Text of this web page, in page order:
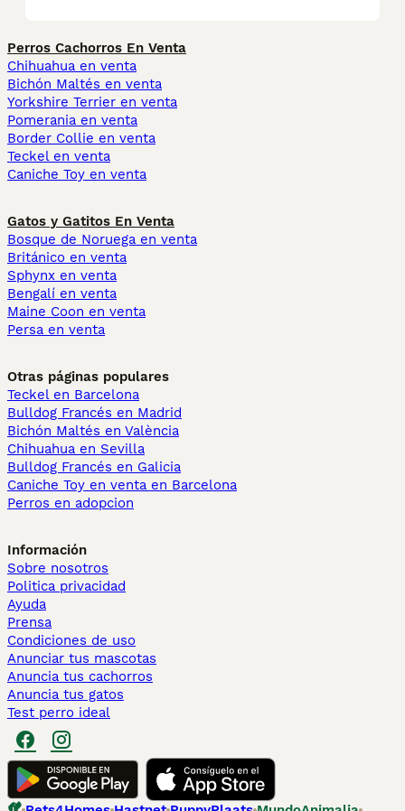
Perros Cachorros En Venta
Chihuahua en venta
Bichón Maltés en venta
Yorkshire Terrier en venta
Pomerania en venta
Border Collie en venta
Teckel en venta
Caniche Toy en venta
Gatos y Gatitos En Venta
Bosque de Noruega en venta
Británico en venta
Sphynx en venta
Bengalí en venta
Maine Coon en venta
Persa en venta
Otras páginas populares
Teckel en Barcelona
Bulldog Francés en Madrid
Bichón Maltés en València
Chihuahua en Sevilla
Bulldog Francés en Galicia
Caniche Toy en venta en Barcelona
Perros en adopcion
Información
Sobre nosotros
Politica privacidad
Ayuda
Prensa
Condiciones de uso
Anunciar tus mascotas
Anuncia tus cachorros
Anuncia tus gatos
Test perro ideal